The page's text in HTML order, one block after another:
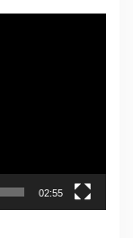
02:55